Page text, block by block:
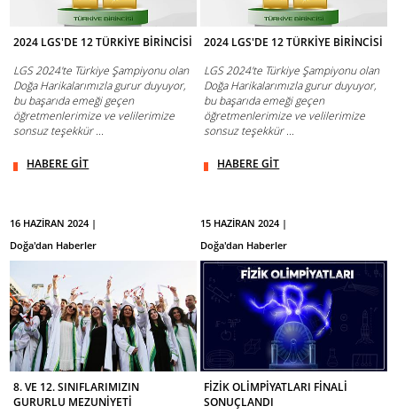
2024 LGS'DE 12 TÜRKİYE BİRİNCİSİ
LGS 2024'te Türkiye Şampiyonu olan
Doğa Harikalarımızla gurur duyuyor,
bu başarıda emeği geçen
öğretmenlerimize ve velilerimize
sonsuz teşekkür ...
HABERE GİT
2024 LGS'DE 12 TÜRKİYE BİRİNCİSİ
LGS 2024'te Türkiye Şampiyonu olan
Doğa Harikalarımızla gurur duyuyor,
bu başarıda emeği geçen
öğretmenlerimize ve velilerimize
sonsuz teşekkür ...
HABERE GİT
16 HAZİRAN 2024 |
Doğa'dan Haberler
8. VE 12. SINIFLARIMIZIN
GURURLU MEZUNİYETİ
15 HAZİRAN 2024 |
Doğa'dan Haberler
FİZİK OLİMPİYATLARI FİNALİ
SONUÇLANDI